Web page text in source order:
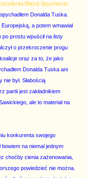
Błażej Spycharski
Donalda Tuska.
a potem wmawiał
prostu wpuścił na listy
o przekroczenie progu
oraz za to, że jako
Donalda Tuska ani
był. Słabością
partii jest zakładnikiem
ale to materiał na
konkurenta swojego
na niemal jednym
choćby cienia zażenowania,
powiedzieć nie można.